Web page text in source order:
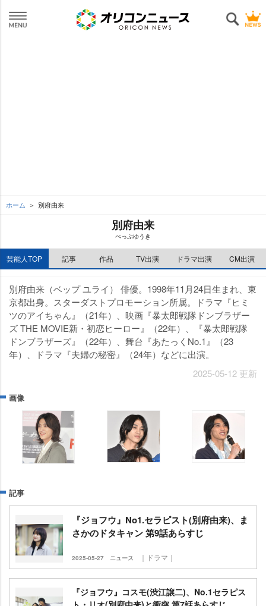
ホーム 別府由来
別府由来
べっぷゆうき
芸能人TOP 記事 作品 TV出演 ドラマ出演 CM出演
別府由来（ベップ ユライ） 俳優。1998年11月24日生まれ、東
京都出身。スターダストプロモーション所属。ドラマ『ヒミ
ツのアイちゃん』（21年）、映画『暴太郎戦隊ドンブラザー
ズ THE MOVIE新・初恋ヒーロー』（22年）、『暴太郎戦隊
ドンブラザーズ』（22年）、舞台『あたっくNo.1』（23
年）、ドラマ『夫婦の秘密』（24年）などに出演。
2025-05-12 更新
画像
記事
『ジョフウ』No1.セラピスト(別府由来)、ま
さかのドタキャン 第9話あらすじ
2025-05-27 ニュース ｜ドラマ｜
『ジョフウ』コスモ(渋江譲二)、No.1セラピス